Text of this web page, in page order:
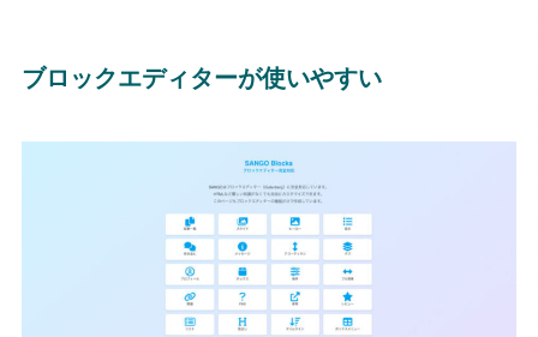
ブロックエディターが使いやすい